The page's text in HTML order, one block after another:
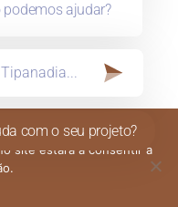
podemos ajudar?
com o seu projeto?
uma melhor experiência
site estará a consentir a